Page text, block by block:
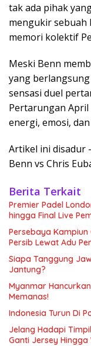
tak ada pihak
mengukir sebuah
memori kolektif
Meski Benn
yang
sensasi duel
Pertarungan
energi, emosi,
Artikel ini disadur
Benn vs Chris
Berita Terkait
Premier Padel
hingga Final Live
Persebaya
Persib Lewat Adu
Siapa Tanggung
Jantung?
Myanmar
Memanas!
Indonesia Turun Di
Jelang Hadapi
Ganti Jersey Hingga